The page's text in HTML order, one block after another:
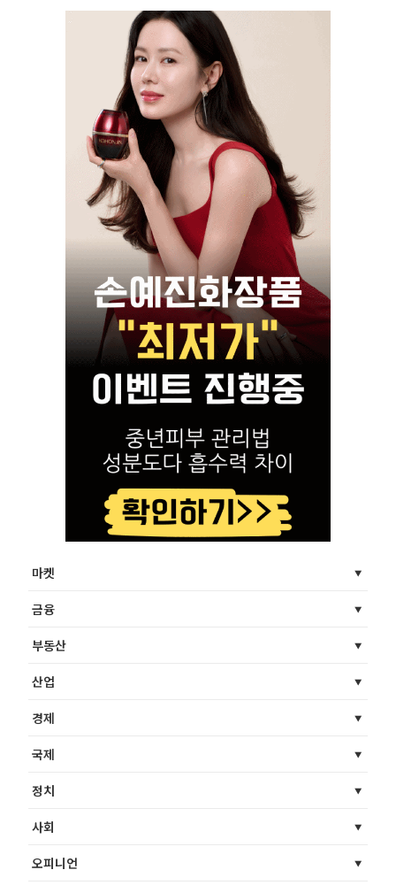
마켓
금융
부동산
산업
경제
국제
정치
사회
오피니언